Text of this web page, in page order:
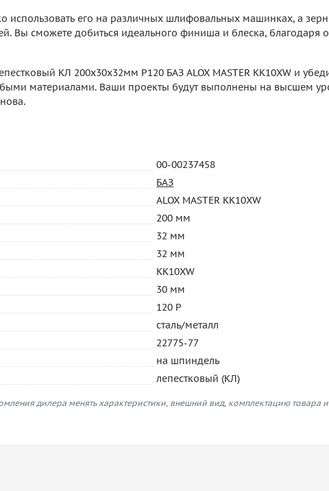
использовать его на различных шлифовальных машинках, а
Вы сможете добиться идеального финиша и блеска, благодаря
КЛ 200х30х32мм P120 БАЗ ALOX MASTER KK10XW и
материалами. Ваши проекты будут выполнены на высшем
00-00237458
БАЗ
ALOX MASTER KK10XW
200 мм
32 мм
32 мм
KK10XW
30 мм
120 P
сталь/металл
22775-77
на шпиндель
лепестковый (КЛ)
дилера менять характеристики, внешний вид, комплектацию товара